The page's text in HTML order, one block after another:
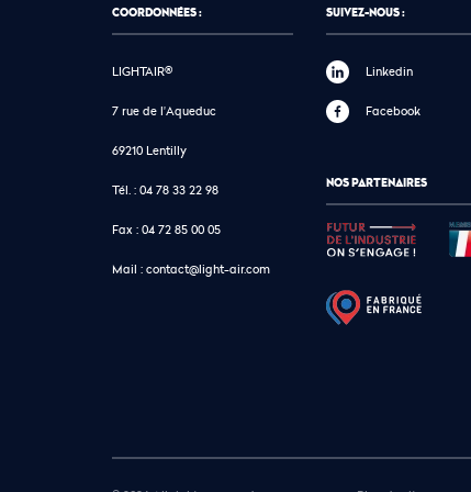
COORDONNÉES :
LIGHTAIR®
7 rue de l'Aqueduc
69210 Lentilly
Tél. : 04 78 33 22 98
Fax : 04 72 85 00 05
Mail : contact@light-air.com
SUIVEZ-NOUS :
Linkedin
Facebook
NOS PARTENAIRES